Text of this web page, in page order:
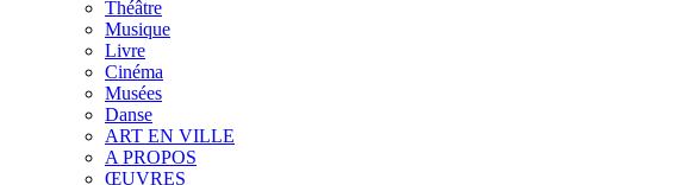
Théâtre
Musique
Livre
Cinéma
Musées
Danse
ART EN VILLE
A PROPOS
ŒUVRES